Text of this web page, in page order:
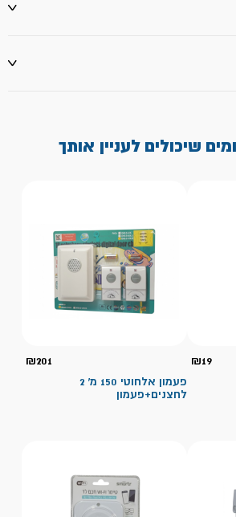
שיכולים לעניין אותך
₪19
₪201
פעמון אלחוטי 150 מ' 2
לחצנים+פעמון